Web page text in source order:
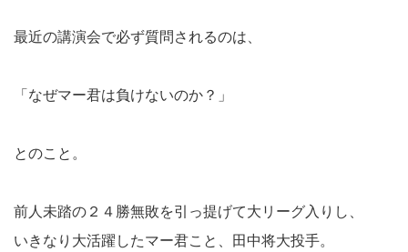
最近の講演会で必ず質問されるのは、
「なぜマー君は負けないのか？」
とのこと。
前人未踏の２４勝無敗を引っ提げて大リーグ入りし、
いきなり大活躍したマー君こと、田中将大投手。